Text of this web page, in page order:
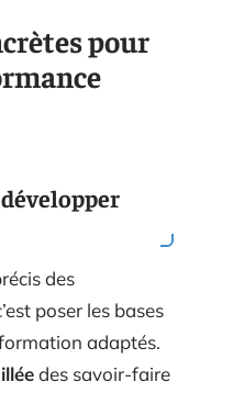
pour
des
poser les bases
adaptés.
des savoir-faire